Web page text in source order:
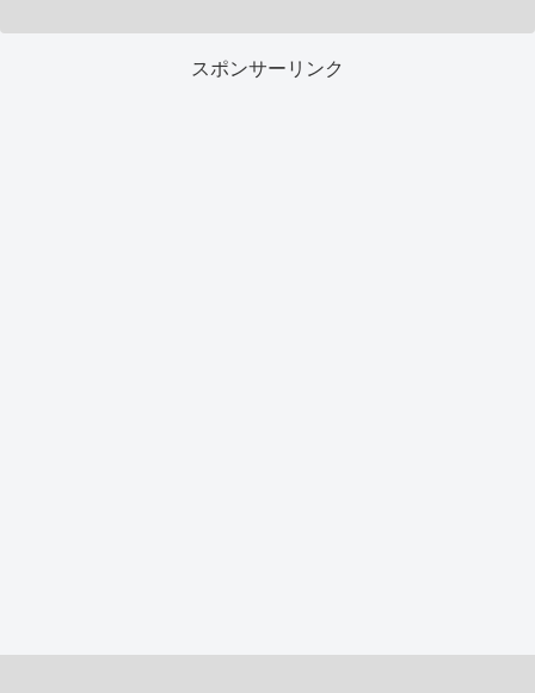
スポンサーリンク